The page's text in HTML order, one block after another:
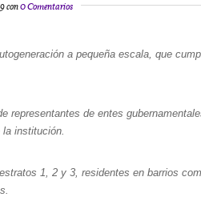
con0 Comentarios
a pequeña escala, que
representantes de entes
institución.
1, 2 y 3, residentes en barrios